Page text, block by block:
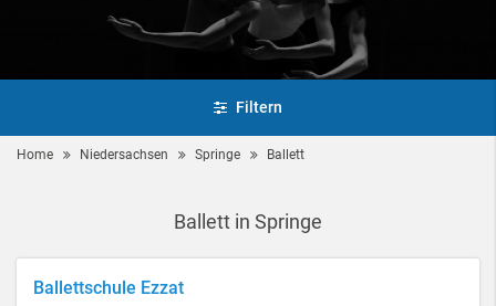
Filtern
Home Niedersachsen Springe Ballett
Ballett in Springe
Ballettschule Ezzat